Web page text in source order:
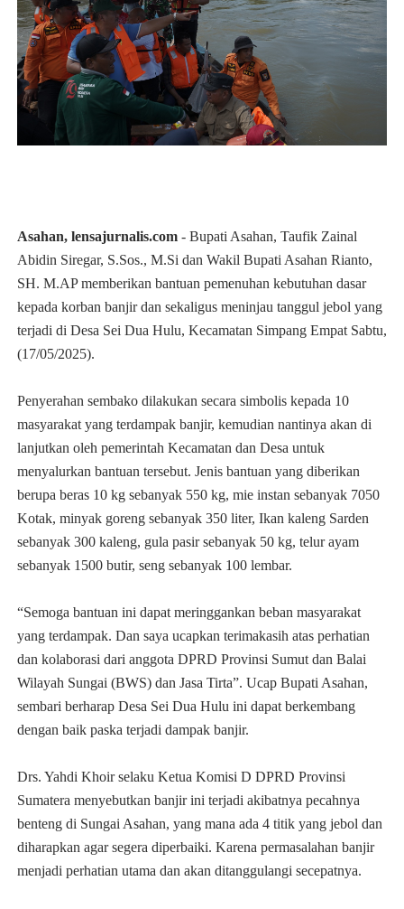
Asahan, lensajurnalis.com- Bupati Asahan, Taufik Zainal
Abidin Siregar, S.Sos., M.Si dan Wakil Bupati Asahan Rianto,
SH. M.AP memberikan bantuan pemenuhan kebutuhan dasar
kepada korban banjir dan sekaligus meninjau tanggul jebol yang
terjadi di Desa Sei Dua Hulu, Kecamatan Simpang Empat Sabtu,
(17/05/2025).
Penyerahan sembako dilakukan secara simbolis kepada 10
masyarakat yang terdampak banjir, kemudian nantinya akan di
lanjutkan oleh pemerintah Kecamatan dan Desa untuk
menyalurkan bantuan tersebut. Jenis bantuan yang diberikan
berupa beras 10 kg sebanyak 550 kg, mie instan sebanyak 7050
Kotak, minyak goreng sebanyak 350 liter, Ikan kaleng Sarden
sebanyak 300 kaleng, gula pasir sebanyak 50 kg, telur ayam
sebanyak 1500 butir, seng sebanyak 100 lembar.
“Semoga bantuan ini dapat meringgankan beban masyarakat
yang terdampak. Dan saya ucapkan terimakasih atas perhatian
dan kolaborasi dari anggota DPRD Provinsi Sumut dan Balai
Wilayah Sungai (BWS) dan Jasa Tirta”. Ucap Bupati Asahan,
sembari berharap Desa Sei Dua Hulu ini dapat berkembang
dengan baik paska terjadi dampak banjir.
Drs. Yahdi Khoir selaku Ketua Komisi D DPRD Provinsi
Sumatera menyebutkan banjir ini terjadi akibatnya pecahnya
benteng di Sungai Asahan, yang mana ada 4 titik yang jebol dan
diharapkan agar segera diperbaiki. Karena permasalahan banjir
menjadi perhatian utama dan akan ditanggulangi secepatnya.